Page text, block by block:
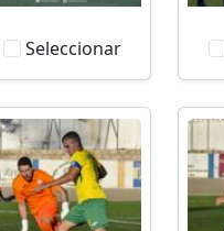
Seleccionar